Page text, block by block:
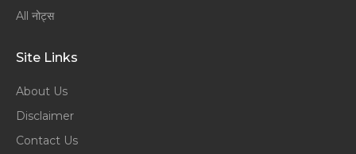
All नोट्स
Site Links
About Us
Disclaimer
Contact Us